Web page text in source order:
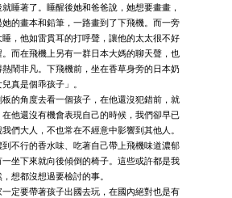
睡著了。睡醒後她和爸爸說，她想要畫畫，
的畫本和鉛筆，一路畫到了下飛機。而一旁
，他如雷貫耳的打呼聲，讓他的太太很不好
而在飛機上另有一群日本大媽的聊天聲，也
鬧非凡。下飛機前，坐在香草身旁的日本奶
真是個乖孩子」。
板的角度去看一個孩子，在他還沒犯錯前，就
他還沒有機會表現自己的時候，我們卻早已
們大人，不也常在不經意中影響到其他人。
不行的香水味、吃著自己帶上飛機味道濃郁
坐下來就向後傾倒的椅子。這些或許都是我
想都沒想過要檢討的事。
定要帶著孩子出國去玩，在國內絕對也是有